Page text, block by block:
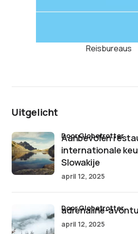
Reisbureaus
Uitgelicht
Aanbevolen
internationale
Slowakije
door Globetrotter
april 12, 2025
adrenaline-
door Globetrotter
april 12, 2025